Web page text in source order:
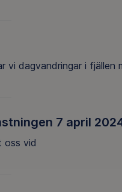
vi dagvandringar i fjällen
7 april
oss vid